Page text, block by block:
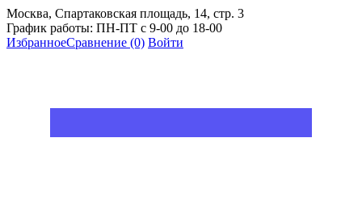
Москва, Спартаковская площадь, 14, стр. 3
График работы: ПН-ПТ с 9-00 до 18-00
ИзбранноеСравнение (0) Войти